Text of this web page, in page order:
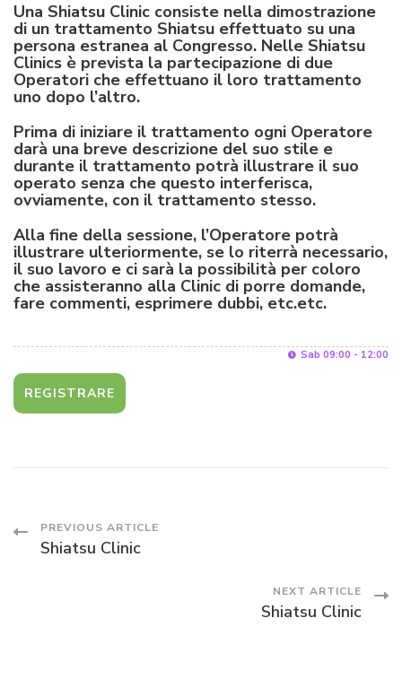
Una Shiatsu Clinic consiste nella dimostrazione
di un trattamento Shiatsu effettuato su una
persona estranea al Congresso. Nelle Shiatsu
Clinics è prevista la partecipazione di due
Operatori che effettuano il loro trattamento
uno dopo l’altro.
Prima di iniziare il trattamento ogni Operatore
darà una breve descrizione del suo stile e
durante il trattamento potrà illustrare il suo
operato senza che questo interferisca,
ovviamente, con il trattamento stesso.
Alla fine della sessione, l’Operatore potrà
illustrare ulteriormente, se lo riterrà necessario,
il suo lavoro e ci sarà la possibilità per coloro
che assisteranno alla Clinic di porre domande,
fare commenti, esprimere dubbi, etc.etc.
Sab 09:00 - 12:00
REGISTRARE
Post
PREVIOUS ARTICLE
Shiatsu Clinic
NEXT ARTICLE
Shiatsu Clinic